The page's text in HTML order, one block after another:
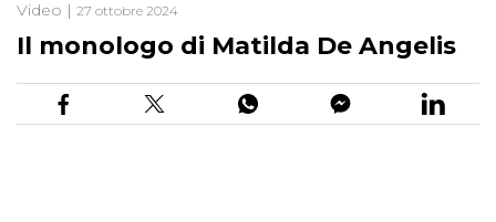
Video | 27 ottobre 2024
Il monologo di Matilda De Angelis